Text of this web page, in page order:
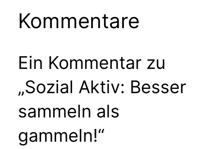
Kommentare
Ein Kommentar zu
„Sozial Aktiv: Besser
sammeln als
gammeln!“